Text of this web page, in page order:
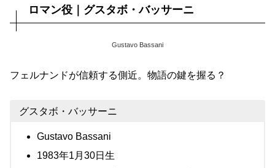
ロマン役｜グスタボ・バッサーニ
Gustavo Bassani
フェルナンドが信頼する側近。物語の鍵を握る？
グスタボ・バッサーニ
Gustavo Bassani
1983年1月30日生